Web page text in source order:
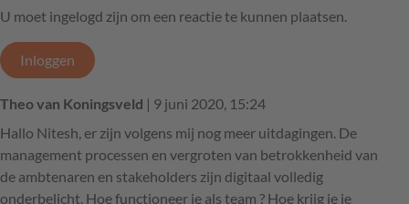
U moet ingelogd zijn om een reactie te kunnen plaatsen.
Inloggen
Theo van Koningsveld | 9 juni 2020, 15:24
Hallo Nitesh, er zijn volgens mij nog meer uitdagingen. De
management processen en vergroten van betrokkenheid van
de ambtenaren en stakeholders zijn digitaal volledig
onderbelicht. Hoe functioneer je als team ? Hoe krijg je je